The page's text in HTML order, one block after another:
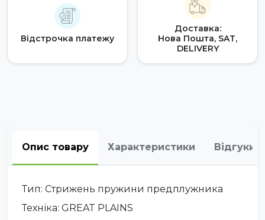
Відстрочка платежу
Доставка:
Нова Пошта, SAT,
DELIVERY
Опис товару Характеристики Відгуки
Тип: Стрижень пружини предплужника
Техніка: GREAT PLAINS